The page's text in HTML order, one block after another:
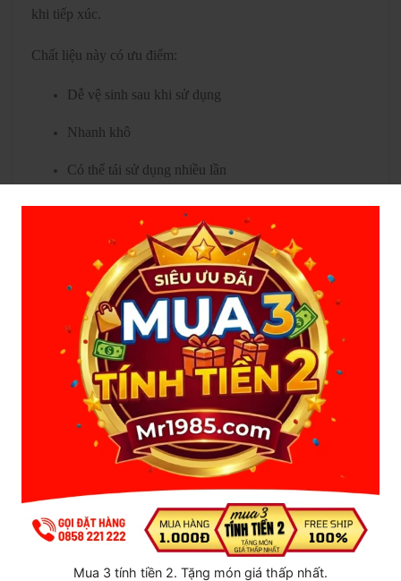
khi tiếp xúc.
Chất liệu này có ưu điểm:
Dễ vệ sinh sau khi sử dụng
Nhanh khô
Có thể tái sử dụng nhiều lần
Độ bền cao, ít biến dạng
Chỉ cần vệ sinh bằng nước và xà phòng làm sạch, sản phẩm
sẽ luôn đảm bảo sạch sẽ và an toàn cho những lần sử dụng
tiếp theo.
Đối tượng phù hợp sử dụng
Sản phẩm Dương vật rỗng ruột có đai đeo – size to
hợp với nhiều đối tượng khác nhau:
Nam giới muốn cải thiện kích thước khi gần gũi
Người gặp khó khăn về độ cứng hoặc thời gian duy
Các cặp đôi muốn đổi mới trải nghiệm
Người muốn tăng sự tự tin một cách kín đáo
Mua 3 tính tiền 2. Tặng món giá thấp nhất.